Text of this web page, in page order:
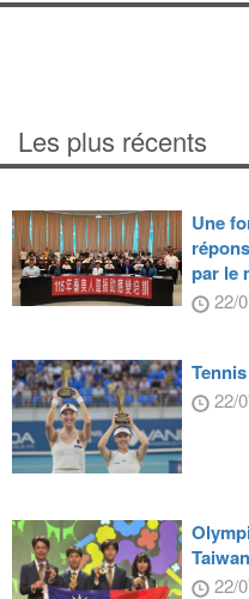
Les plus récents
Une
par le
22/
22/
22/